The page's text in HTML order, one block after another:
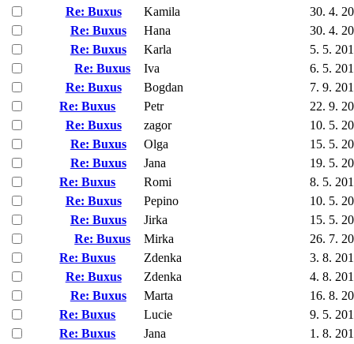
Re: Buxus
Kamila
30. 4.
Re: Buxus
Hana
30. 4.
Re: Buxus
Karla
5. 5.
Re: Buxus
Iva
6. 5.
Re: Buxus
Bogdan
7. 9.
Re: Buxus
Petr
22. 9.
Re: Buxus
zagor
10. 5.
Re: Buxus
Olga
15. 5.
Re: Buxus
Jana
19. 5.
Re: Buxus
Romi
8. 5.
Re: Buxus
Pepino
10. 5.
Re: Buxus
Jirka
15. 5.
Re: Buxus
Mirka
26. 7.
Re: Buxus
Zdenka
3. 8.
Re: Buxus
Zdenka
4. 8.
Re: Buxus
Marta
16. 8.
Re: Buxus
Lucie
9. 5.
Re: Buxus
Jana
1. 8.